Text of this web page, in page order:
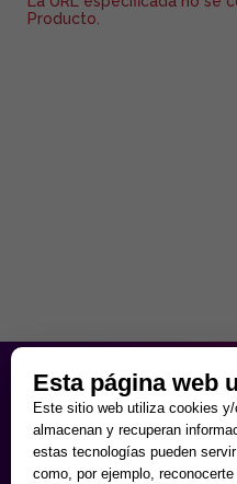
Producto.
de
9:30
10:00 -
Esta página web
Este sitio web utiliza cookies
almacenan y recuperan
estas tecnologías pueden
como, por ejemplo,